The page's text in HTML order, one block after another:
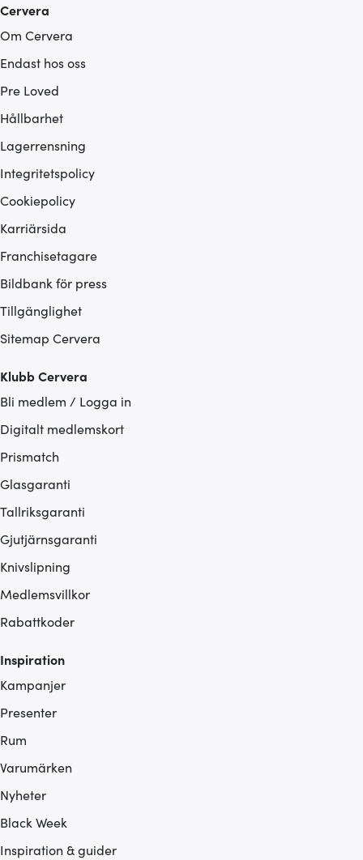
Cervera
Om Cervera
Endast hos oss
Pre Loved
Hållbarhet
Lagerrensning
Integritetspolicy
Cookiepolicy
Karriärsida
Franchisetagare
Bildbank för press
Tillgänglighet
Sitemap Cervera
Klubb Cervera
Bli medlem / Logga in
Digitalt medlemskort
Prismatch
Glasgaranti
Tallriksgaranti
Gjutjärnsgaranti
Knivslipning
Medlemsvillkor
Rabattkoder
Inspiration
Kampanjer
Presenter
Rum
Varumärken
Nyheter
Black Week
Inspiration & guider